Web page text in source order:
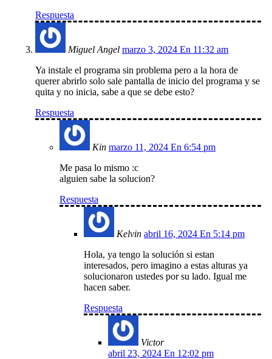
Respuesta
Miguel Angel marzo 3, 2024 En 11:32 am
Ya instale el programa sin problema pero a la hora de
querer abrirlo solo sale pantalla de inicio del programa y se
quita y no inicia, sabe a que se debe esto?
Respuesta
Kin marzo 11, 2024 En 6:54 pm
Me pasa lo mismo :c
alguien sabe la solucion?
Respuesta
Kelvin abril 16, 2024 En 5:14 pm
Hola, ya tengo la solución si estan
interesados, pero imagino a estas alturas ya
solucionaron ustedes por su lado. Igual me
hacen saber.
Respuesta
Victor
abril 23, 2024 En 12:02 pm